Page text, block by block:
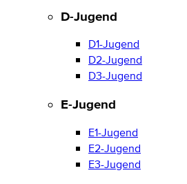
D-Jugend
D1-Jugend
D2-Jugend
D3-Jugend
E-Jugend
E1-Jugend
E2-Jugend
E3-Jugend